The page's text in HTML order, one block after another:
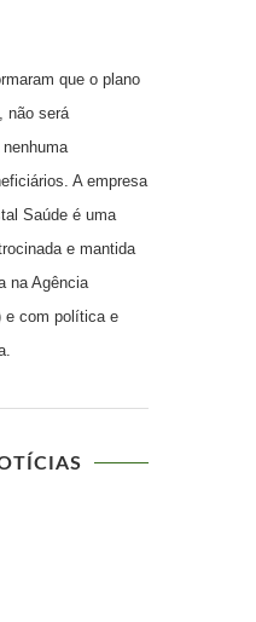
que o plano
não será
A empresa
Saúde é uma
e mantida
na Agência
e com política e